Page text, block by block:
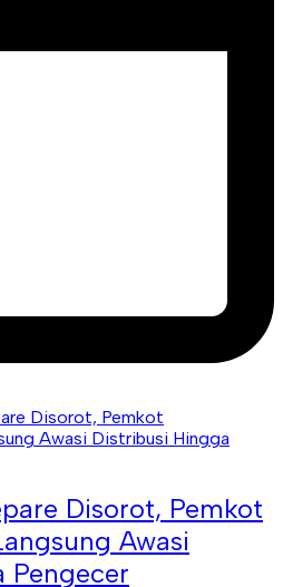
Disorot, Pemkot
Awasi
Pengecer